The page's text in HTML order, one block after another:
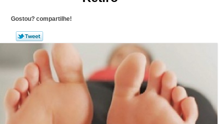
Gostou? compartilhe!